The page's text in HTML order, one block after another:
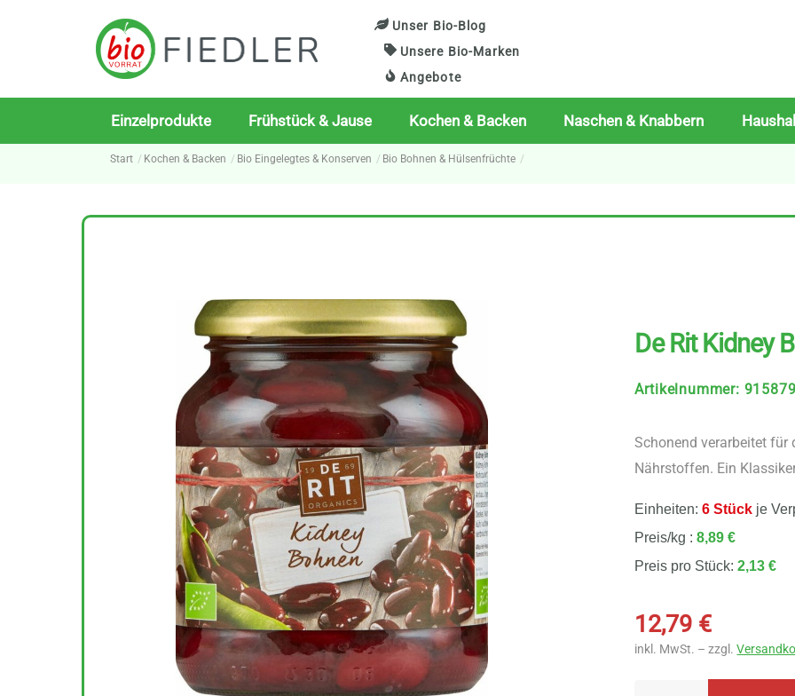
Unser Bio-Blog
Unsere Bio-Marken
Angebote
Einzelprodukte Frühstück & Jause Kochen & Backen Naschen & Knabbern
Start Kochen & Backen Bio Eingelegtes & Konserven Bio Bohnen & Hülsenfrüchte
De Rit Kidney
Artikelnummer:
Schonend verarbeitet für
Nährstoffen. Ein
Einheiten:6 Stück je
Preis/kg :8,89 €
Preis pro Stück:2,13 €
12,79 €
inkl. MwSt. – zzgl.